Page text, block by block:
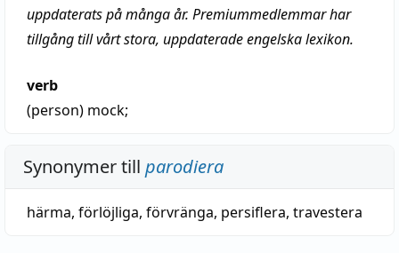
uppdaterats på många år. Premiummedlemmar har
tillgång till vårt stora, uppdaterade engelska lexikon.
verb
(person) mock;
Synonymer till parodiera
härma, förlöjliga, förvränga, persiflera, travestera